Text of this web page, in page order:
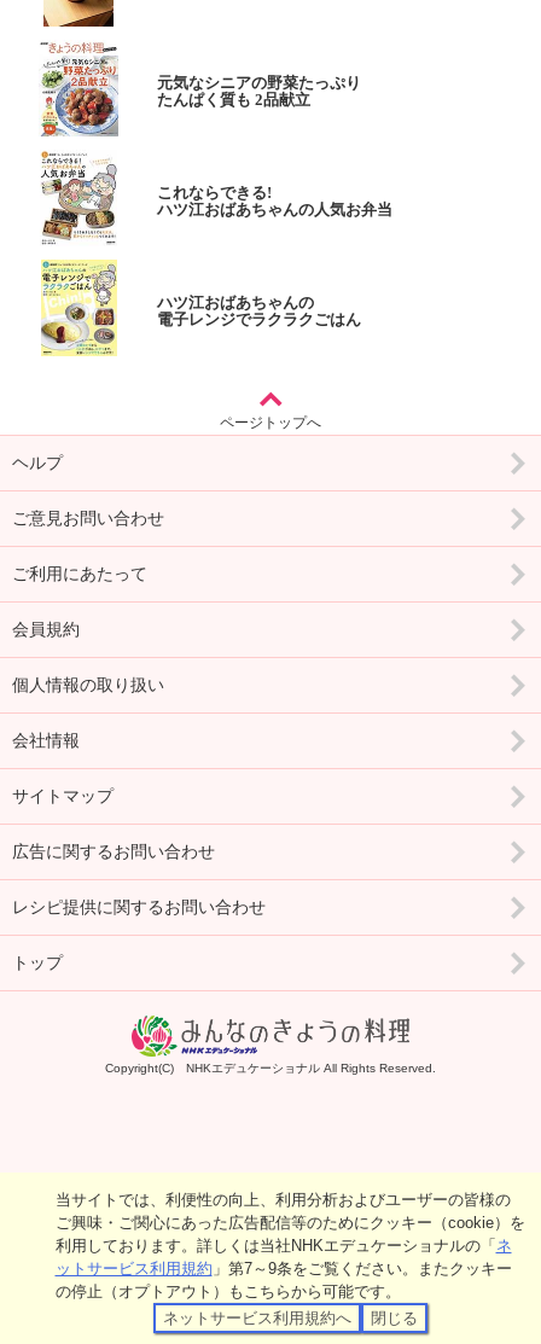
元気なシニアの野菜たっぷり
たんぱく質も 2品献立
これならできる!
ハツ江おばあちゃんの人気お弁当
ハツ江おばあちゃんの
電子レンジでラクラクごはん
ページトップへ
ヘルプ
ご意見お問い合わせ
ご利用にあたって
会員規約
個人情報の取り扱い
会社情報
サイトマップ
広告に関するお問い合わせ
レシピ提供に関するお問い合わせ
トップ
Copyright(C) NHKエデュケーショナル All Rights Reserved.
当サイトでは、利便性の向上、利用分析およびユーザーの皆様の
ご興味・ご関心にあった広告配信等のためにクッキー（cookie）を
利用しております。詳しくは当社NHKエデュケーショナルの「ネ
ットサービス利用規約 」第7～9条をご覧ください。またクッキー
の停止（オプトアウト）もこちらから可能です。
ネットサービス利用規約へ
閉じる